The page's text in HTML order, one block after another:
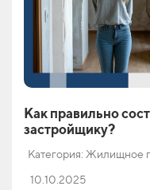
Как правильно
застройщику?
Категория: Жилищное
10.10.2025